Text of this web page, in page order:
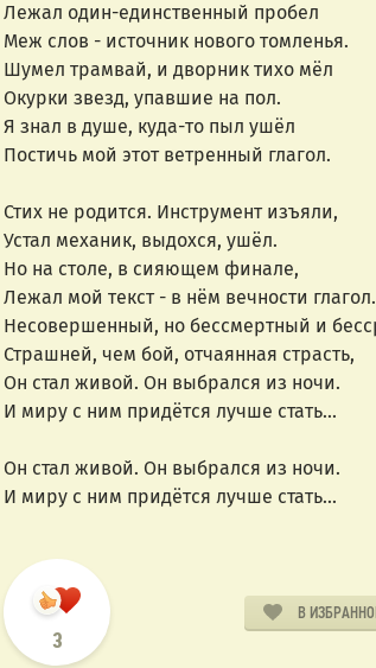
Лежал один-единственный пробел
Меж слов - источник нового томленья.
Шумел трамвай, и дворник тихо мёл
Окурки звезд, упавшие на пол.
Я знал в душе, куда-то пыл ушёл
Постичь мой этот ветренный глагол.
Стих не родится. Инструмент изъяли,
Устал механик, выдохся, ушёл.
Но на столе, в сияющем финале,
Лежал мой текст - в нём вечности глагол.
Несовершенный, но бессмертный и
Страшней, чем бой, отчаянная страсть,
Он стал живой. Он выбрался из ночи.
И миру с ним придётся лучше стать...
Он стал живой. Он выбрался из ночи.
И миру с ним придётся лучше стать...
3
В